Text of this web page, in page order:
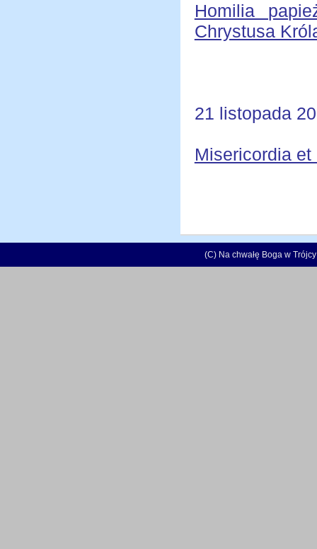
Homilia
Chrystusa
21 listopada
Misericordia
(C) Na chwałę Boga w